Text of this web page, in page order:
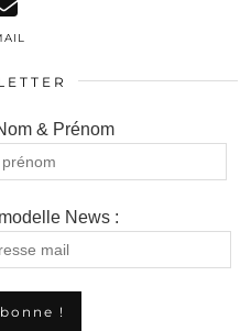
& Prénom
News :